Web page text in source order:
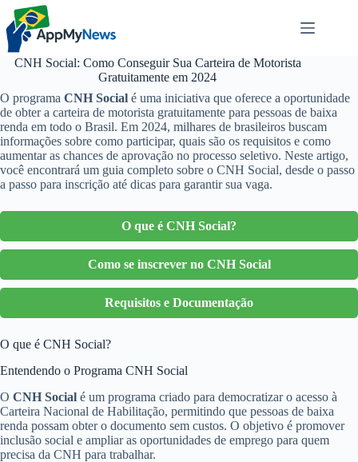
Pular
para
conteúdo
CNH Social: Como Conseguir Sua Carteira de Motorista
Gratuitamente em 2024
O programa CNH Social é uma iniciativa que oferece a oportunidade
de obter a carteira de motorista gratuitamente para pessoas de baixa
renda em todo o Brasil. Em 2024, milhares de brasileiros buscam
informações sobre como participar, quais são os requisitos e como
aumentar as chances de aprovação no processo seletivo. Neste artigo,
você encontrará um guia completo sobre o CNH Social, desde o passo
a passo para inscrição até dicas para garantir sua vaga.
O que é CNH Social?
Como se inscrever no CNH Social
Requisitos e Documentação
O que é CNH Social?
Entendendo o Programa CNH Social
O CNH Social é um programa criado para democratizar o acesso à
Carteira Nacional de Habilitação, permitindo que pessoas de baixa
renda possam obter o documento sem custos. O objetivo é promover
inclusão social e ampliar as oportunidades de emprego para quem
precisa da CNH para trabalhar.